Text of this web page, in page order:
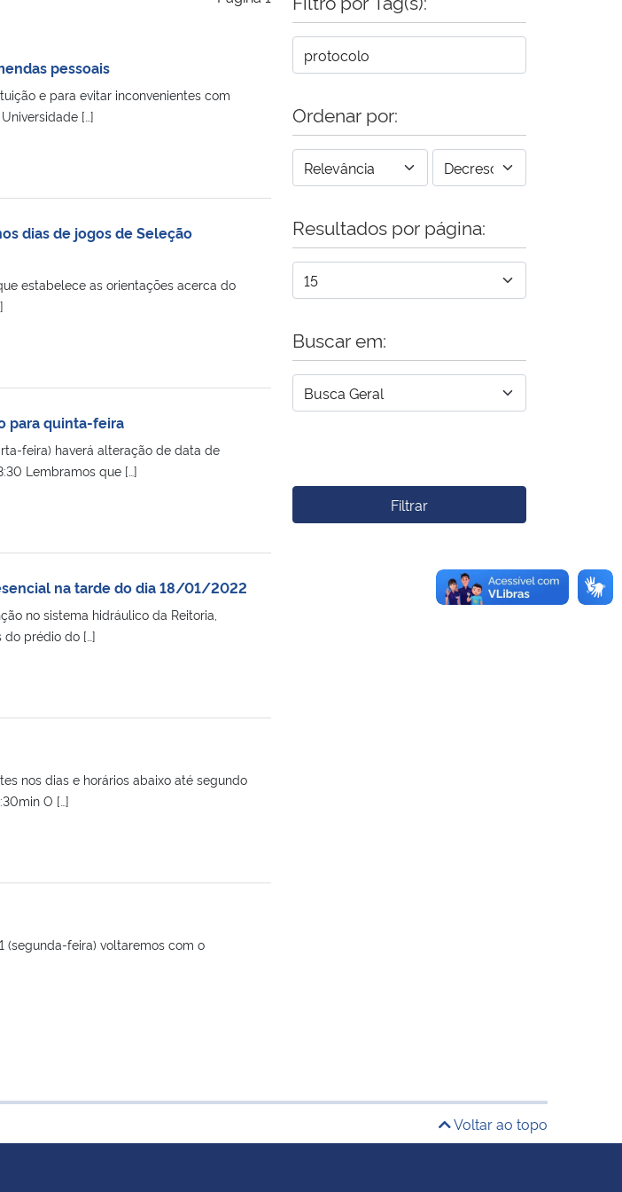
pessoais
e para evitar inconvenientes com
[…]
dias de jogos de Seleção
estabelece as orientações acerca do
para quinta-feira
feira) haverá alteração de data de
Lembramos que […]
na tarde do dia 18/01/2022
no sistema hidráulico da Reitoria,
prédio do […]
nos dias e horários abaixo até segundo
O […]
(segunda-feira) voltaremos com o
Ordenar por:
Resultados por página:
Buscar em:
Filtrar
Voltar ao topo